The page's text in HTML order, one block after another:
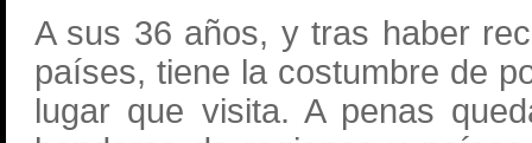
A sus 36 años, y tras haber
países, tiene la costumbre de
lugar que visita. A penas